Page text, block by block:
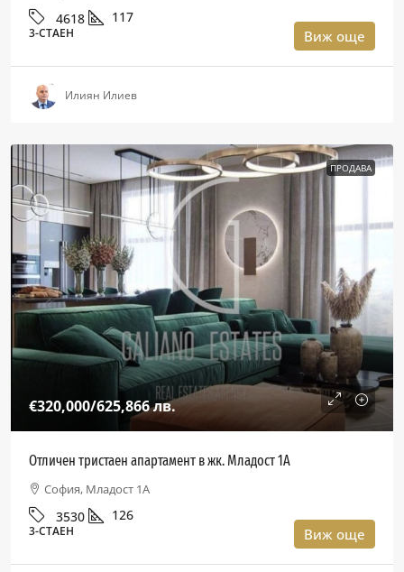
4618 117
3-СТАЕН Виж още
Илиян Илиев
ПРОДАВА
€320,000/625,866 лв.
Отличен тристаен апартамент в жк. Младост 1А
София, Младост 1А
3530 126
3-СТАЕН Виж още